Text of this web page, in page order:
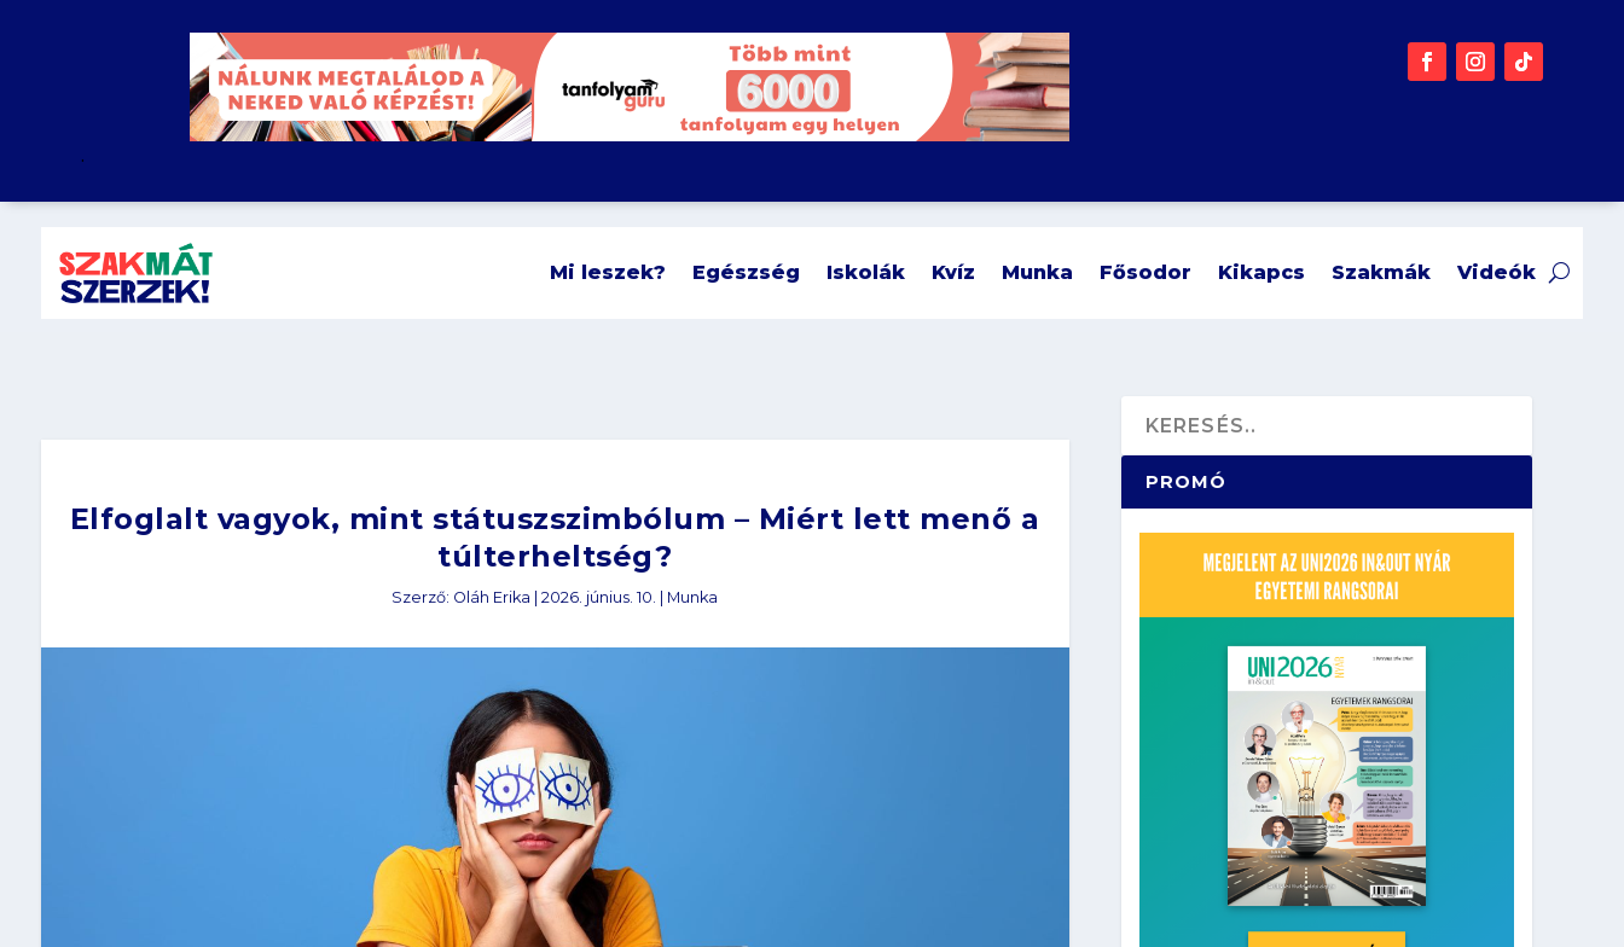
.
Mi leszek? Egészség Iskolák Kvíz Munka Fősodor Kikapcs Szakmák Videók
Elfoglalt vagyok, mint státuszszimbólum – Miért lett menő a
túlterheltség?
Szerző: Oláh Erika |2026. június. 10. Munka
PROMÓ